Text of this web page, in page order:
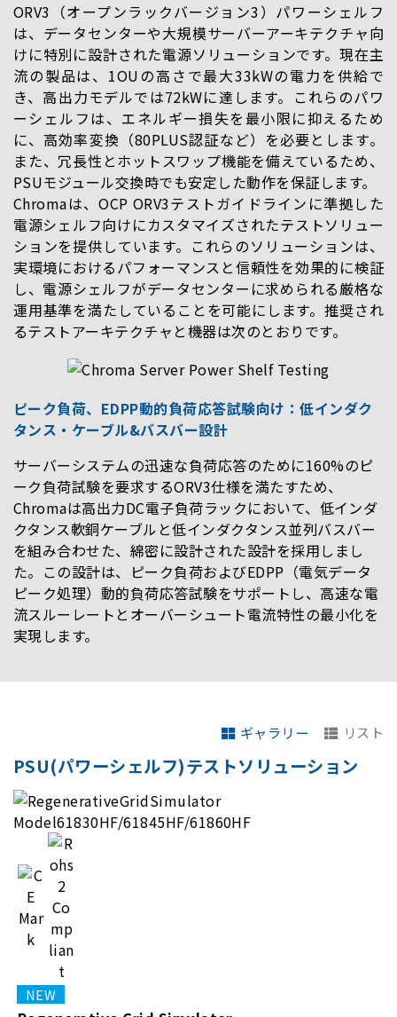
ORV3（オープンラックバージョン3）パワーシェルフ
は、データセンターや大規模サーバーアーキテクチャ向
けに特別に設計された電源ソリューションです。現在主
流の製品は、1OUの高さで最大33kWの電力を供給で
き、高出力モデルでは72kWに達します。これらのパワ
ーシェルフは、エネルギー損失を最小限に抑えるため
に、高効率変換（80PLUS認証など）を必要とします。
また、冗長性とホットスワップ機能を備えているため、
PSUモジュール交換時でも安定した動作を保証します。
Chromaは、OCP ORV3テストガイドラインに準拠した
電源シェルフ向けにカスタマイズされたテストソリュー
ションを提供しています。これらのソリューションは、
実環境におけるパフォーマンスと信頼性を効果的に検証
し、電源シェルフがデータセンターに求められる厳格な
運用基準を満たしていることを可能にします。推奨され
るテストアーキテクチャと機器は次のとおりです。
ピーク負荷、EDPP動的負荷応答試験向け：低インダク
タンス・ケーブル&バスバー設計
サーバーシステムの迅速な負荷応答のために160%のピ
ーク負荷試験を要求するORV3仕様を満たすため、
Chromaは高出力DC電子負荷ラックにおいて、低インダ
クタンス軟銅ケーブルと低インダクタンス並列バスバー
を組み合わせた、綿密に設計された設計を採用しまし
た。この設計は、ピーク負荷およびEDPP（電気データ
ピーク処理）動的負荷応答試験をサポートし、高速な電
流スルーレートとオーバーシュート電流特性の最小化を
実現します。
ギャラリー リスト
PSU(パワーシェルフ)テストソリューション